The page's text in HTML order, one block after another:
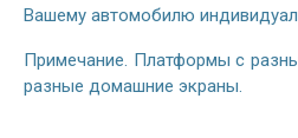
Вашему автомобилю
Примечание. Платформы с
разные домашние экраны.